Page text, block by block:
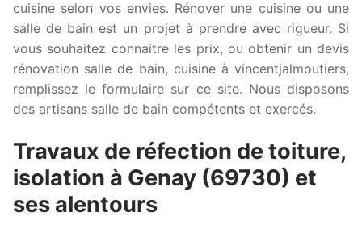
cuisine selon vos envies. Rénover une cuisine ou une
salle de bain est un projet à prendre avec rigueur. Si
vous souhaitez connaitre les prix, ou obtenir un devis
rénovation salle de bain, cuisine à vincentjalmoutiers,
remplissez le formulaire sur ce site. Nous disposons
des artisans salle de bain compétents et exercés.
Travaux de réfection de toiture,
isolation à Genay (69730) et
ses alentours